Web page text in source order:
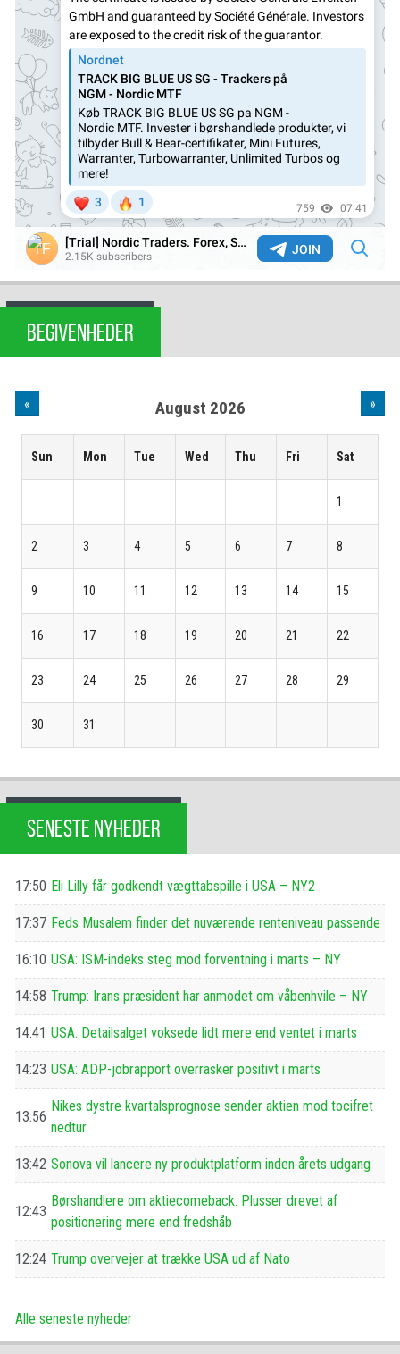
BEGIVENHEDER
« August 2026 »
Sun Mon Tue Wed Thu Fri Sat
1
2 3 4 5 6 7 8
9 10 11 12 13 14 15
16 17 18 19 20 21 22
23 24 25 26 27 28 29
30 31
SENESTE NYHEDER
17:50 Eli Lilly får godkendt vægttabspille i USA – NY2
17:37 Feds Musalem finder det nuværende renteniveau passende
16:10 USA: ISM-indeks steg mod forventning i marts – NY
14:58 Trump: Irans præsident har anmodet om våbenhvile – NY
14:41 USA: Detailsalget voksede lidt mere end ventet i marts
14:23 USA: ADP-jobrapport overrasker positivt i marts
13:56
Nikes dystre kvartalsprognose sender aktien mod tocifret
nedtur
13:42 Sonova vil lancere ny produktplatform inden årets udgang
12:43
Børshandlere om aktiecomeback: Plusser drevet af
positionering mere end fredshåb
12:24 Trump overvejer at trække USA ud af Nato
Alle seneste nyheder